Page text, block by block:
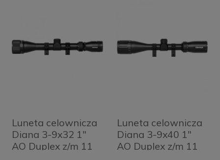
Luneta celownicza
Diana 3-9x32 1"
AO Duplex z/m 11
Luneta celownicza
Diana 3-9x40 1"
AO Duplex z/m 11